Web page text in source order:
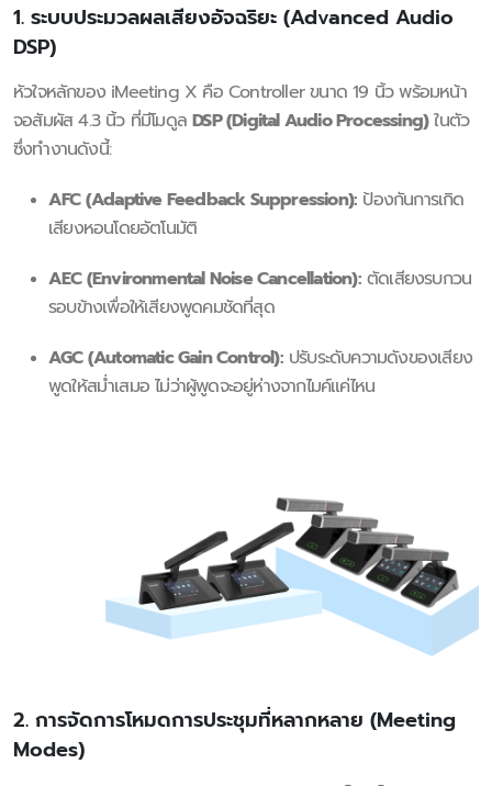
1. ระบบประมวลผลเสียงอัจฉริยะ (Advanced Audio
DSP)
หัวใจหลักของ iMeeting X คือ Controller ขนาด 19 นิ้ว พร้อมหน้า
จอสัมผัส 4.3 นิ้ว ที่มีโมดูลDSP (Digital Audio Processing)ในตัว
ซึ่งทำงานดังนี้:
AFC (Adaptive Feedback Suppression): ป้องกันการเกิด
เสียงหอนโดยอัตโนมัติ
AEC (Environmental Noise Cancellation):ตัดเสียงรบกวน
รอบข้างเพื่อให้เสียงพูดคมชัดที่สุด
AGC (Automatic Gain Control):ปรับระดับความดังของเสียง
พูดให้สม่ำเสมอ ไม่ว่าผู้พูดจะอยู่ห่างจากไมค์แค่ไหน
2. การจัดการโหมดการประชุมที่หลากหลาย (Meeting
Modes)